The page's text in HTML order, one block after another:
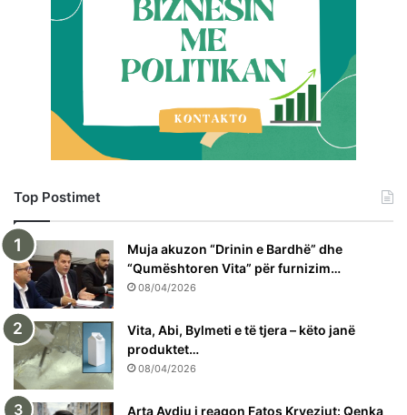
Top Postimet
Muja akuzon “Drinin e Bardhë” dhe
“Qumështoren Vita” për furnizim…
08/04/2026
Vita, Abi, Bylmeti e të tjera – këto janë
produktet…
08/04/2026
Arta Avdiu i reagon Fatos Kryeziut: Qenka